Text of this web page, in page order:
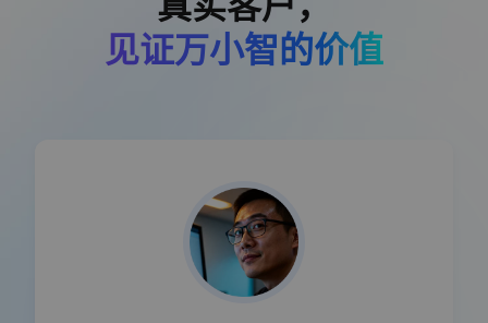
见证万小智的价值